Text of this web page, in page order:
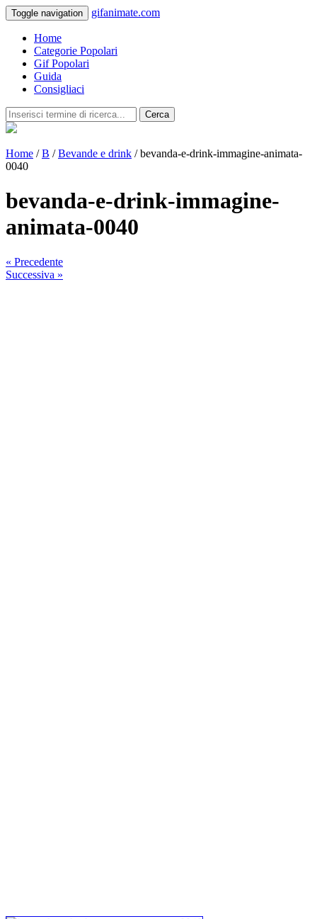
Toggle navigation gifanimate.com
Home
Categorie Popolari
Gif Popolari
Guida
Consigliaci
Cerca
Home /B /Bevande e drink / bevanda-e-drink-immagine-animata-
0040
bevanda-e-drink-immagine-
animata-0040
« Precedente
Successiva »